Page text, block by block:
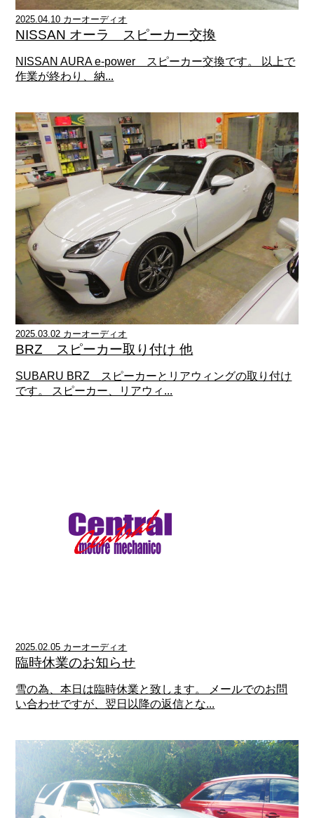
2025.04.10 カーオーディオ
NISSAN オーラ スピーカー交換
NISSAN AURA e-power スピーカー交換です。 以上で
作業が終わり、納...
2025.03.02 カーオーディオ
BRZ スピーカー取り付け 他
SUBARU BRZ スピーカーとリアウィングの取り付け
です。 スピーカー、リアウィ...
2025.02.05 カーオーディオ
臨時休業のお知らせ
雪の為、本日は臨時休業と致します。 メールでのお問
い合わせですが、翌日以降の返信とな...